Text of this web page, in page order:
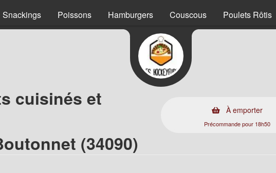
Snackings Poissons Hamburgers Couscous Poulets Rôtis
cuisinés et
(34090)
À emporter
Précommande pour 18h50